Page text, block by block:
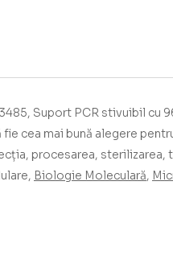
Suport PCR stivuibil cu
fie cea mai bună alegere
procesarea, sterilizarea,
Biologie Moleculară,